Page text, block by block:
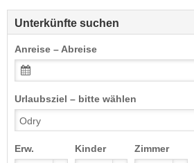
Unterkünfte suchen
Anreise – Abreise
Urlaubsziel – bitte wählen
Erw. Kinder Zimmer